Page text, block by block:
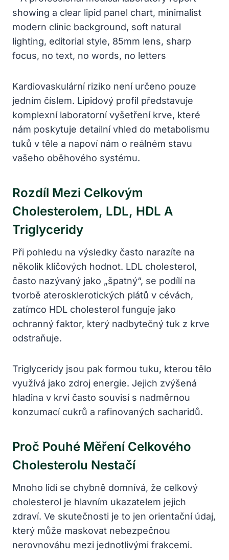
Kardiovaskulární riziko není určeno pouze
jedním číslem. Lipidový profil představuje
komplexní laboratorní vyšetření krve, které
nám poskytuje detailní vhled do metabolismu
tuků v těle a napoví nám o reálném stavu
vašeho oběhového systému.
Rozdíl Mezi Celkovým
Cholesterolem, LDL, HDL A
Triglyceridy
Při pohledu na výsledky často narazíte na
několik klíčových hodnot. LDL cholesterol,
často nazývaný jako „špatný“, se podílí na
tvorbě aterosklerotických plátů v cévách,
zatímco HDL cholesterol funguje jako
ochranný faktor, který nadbytečný tuk z krve
odstraňuje.
Triglyceridy jsou pak formou tuku, kterou tělo
využívá jako zdroj energie. Jejich zvýšená
hladina v krvi často souvisí s nadměrnou
konzumací cukrů a rafinovaných sacharidů.
Proč Pouhé Měření Celkového
Cholesterolu Nestačí
Mnoho lidí se chybně domnívá, že celkový
cholesterol je hlavním ukazatelem jejich
zdraví. Ve skutečnosti je to jen orientační údaj,
který může maskovat nebezpečnou
nerovnováhu mezi jednotlivými frakcemi.